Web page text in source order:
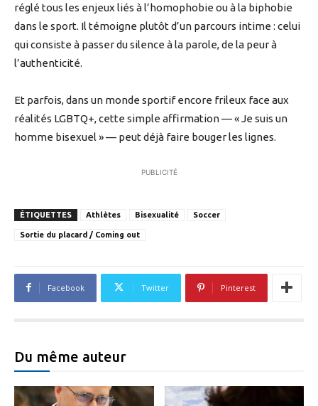
réglé tous les enjeux liés à l’homophobie ou à la biphobie
dans le sport. Il témoigne plutôt d’un parcours intime : celui
qui consiste à passer du silence à la parole, de la peur à
l’authenticité.
Et parfois, dans un monde sportif encore frileux face aux
réalités LGBTQ+, cette simple affirmation — « Je suis un
homme bisexuel » — peut déjà faire bouger les lignes.
PUBLICITÉ
ÉTIQUETTES Athlètes Bisexualité Soccer
Sortie du placard / Coming out
Facebook Twitter Pinterest
Du même auteur